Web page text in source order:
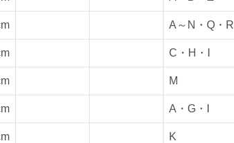
A～N・Q・R
C・H・I
M
A・G・I
K